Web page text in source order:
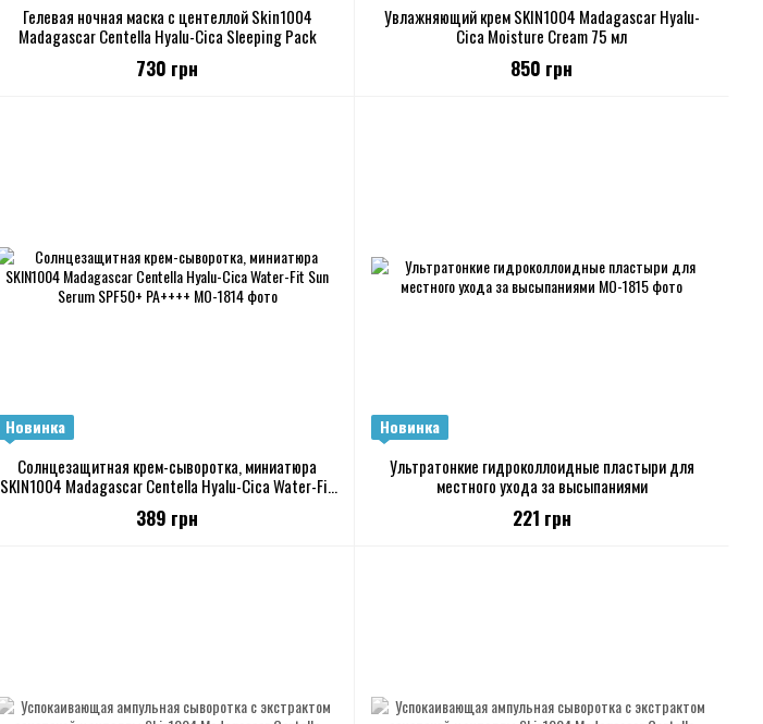
Гелевая ночная маска с центеллой Skin1004
Madagascar Centella Hyalu-Cica Sleeping Pack
730 грн
Увлажняющий крем SKIN1004 Madagascar Hyalu-
Cica Moisture Cream 75 мл
850 грн
Новинка
Солнцезащитная крем-сыворотка, миниатюра
SKIN1004 Madagascar Centella Hyalu-Cica Water-Fit
Sun Serum SPF50+ PA++++
389 грн
Новинка
Ультратонкие гидроколлоидные пластыри для
местного ухода за высыпаниями
221 грн